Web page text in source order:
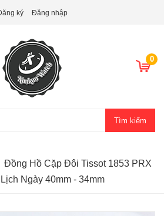
ký Đăng nhập
0
Tìm kiếm
Đồng Hồ Cặp Đôi Tissot 1853 PRX
Ngày 40mm - 34mm